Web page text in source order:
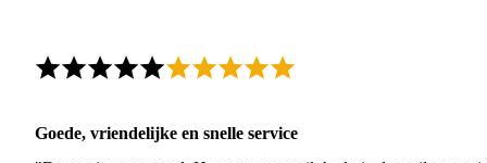
Goede, vriendelijke en snelle service